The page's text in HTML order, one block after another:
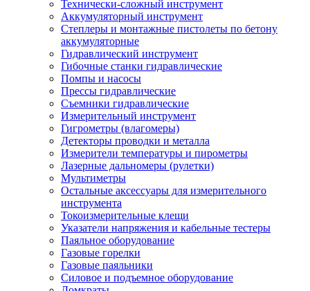
Технически-сложный инструмент
Аккумуляторный инструмент
Степлеры и монтажные пистолеты по бетону
аккумуляторные
Гидравлический инструмент
Гибочные станки гидравлические
Помпы и насосы
Прессы гидравлические
Съемники гидравлические
Измерительный инструмент
Гигрометры (влагомеры)
Детекторы проводки и металла
Измерители температуры и пирометры
Лазерные дальномеры (рулетки)
Мультиметры
Остальные аксессуары для измерительного
инструмента
Токоизмерительные клещи
Указатели напряжения и кабельные тестеры
Паяльное оборудование
Газовые горелки
Газовые паяльники
Силовое и подъемное оборудование